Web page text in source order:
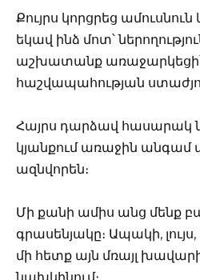
Քույրս կորցրեց
եկավ ինձ մոտ՝
աշխատանք
հաշվապահության
Հայրս դարձավ հասարակ
կյանքում առաջին անգամ
ազնվորեն։
Մի քանի ամիս անց մենք
գրասենյակը։ Ապակի,
մի հետք այն մռայլ